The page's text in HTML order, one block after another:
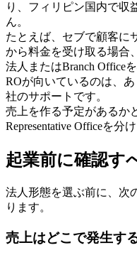
り、フィリピン国内で収
ん。
たとえば、セブで顧客に
から料金を受け取る場合
法人またはBranch Office
ROが向いているのは、
社のサポートです。
売上を作る予定があるか
Representative Officeを分
起業前に確認す
法人形態を選ぶ前に、次
ります。
売上はどこで発生す